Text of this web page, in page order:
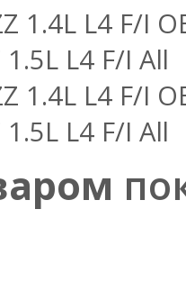
1.4L L4 F/I
L4 F/I All
1.4L L4 F/I
L4 F/I All